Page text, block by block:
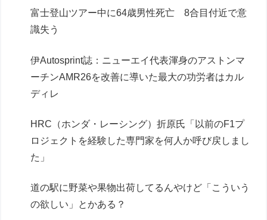
段大激怒????????????
Powered by livedoor 相互RSS
富士登山ツアー中に64歳男性死亡 8合目付近で意
識失う
伊Autosprint誌：ニューエイ代表渾身のアストンマ
ーチンAMR26を改善に導いた最大の功労者はカル
ディレ
HRC（ホンダ・レーシング）折原氏「以前のF1プ
ロジェクトを経験した専門家を何人か呼び戻しまし
た」
道の駅に野菜や果物出荷してるんやけど「こういう
の欲しい」とかある？